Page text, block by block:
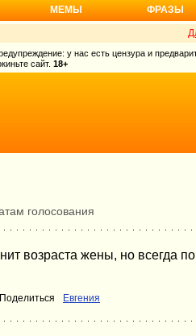
МЕМЫ ФРАЗЫ
у нас есть цензура и
сайт. 18+
голосования
возраста жены, но всегда
Поделиться Евгения